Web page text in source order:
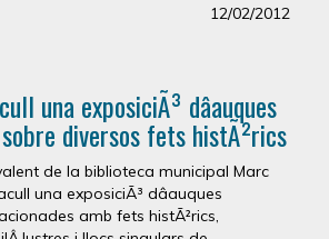
12/02/2012
una exposiciÃ³ dâauques
diversos fets histÃ²rics
de la biblioteca municipal Marc
una exposiciÃ³ dâauques
amb fets histÃ²rics,